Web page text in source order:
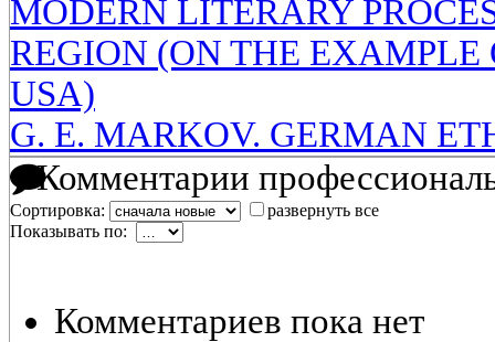
MODERN LITERARY
REGION (ON THE
USA)
G. E. MARKOV. GERMAN
Комментарии
Сортировка:
развернуть все
Показывать по:
Комментариев пока нет